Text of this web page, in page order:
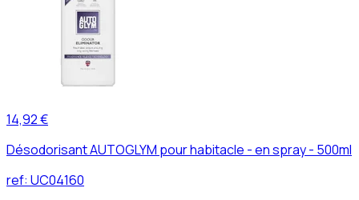
14,92 €
Désodorisant AUTOGLYM pour habitacle - en spray - 500ml
ref: UC04160